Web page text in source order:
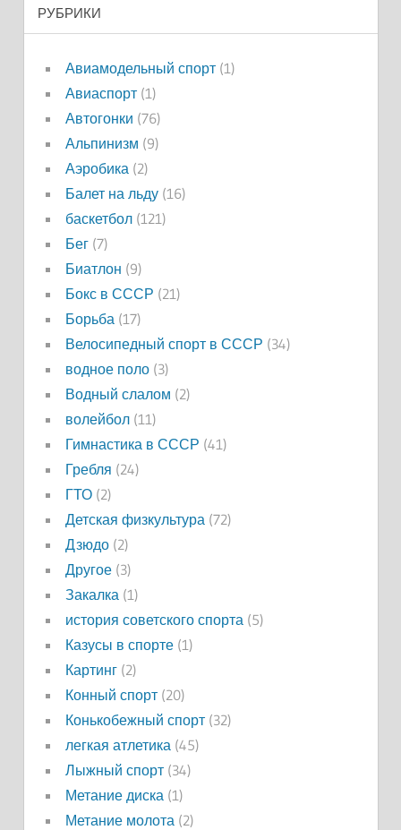
РУБРИКИ
Авиамодельный спорт(1)
Авиаспорт(1)
Автогонки (76)
Альпинизм (9)
Аэробика (2)
Балет на льду(16)
баскетбол(121)
Бег(7)
Биатлон (9)
Бокс в СССР (21)
Борьба (17)
Велосипедный спорт в СССР (34)
водное поло(3)
Водный слалом (2)
волейбол(11)
Гимнастика в СССР (41)
Гребля (24)
ГТО(2)
Детская физкультура (72)
Дзюдо(2)
Другое(3)
Закалка (1)
история советского спорта (5)
Казусы в спорте(1)
Картинг(2)
Конный спорт(20)
Конькобежный спорт(32)
легкая атлетика (45)
Лыжный спорт(34)
Метание диска (1)
Метание молота (2)